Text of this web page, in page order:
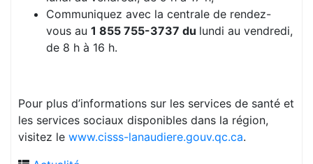
Communiquez avec la centrale de rendez-
vous au 1 855 755-3737 du lundi au vendredi,
de 8 h à 16 h.
Pour plus d’informations sur les services de santé et
les services sociaux disponibles dans la région,
visitez le www.cisss-lanaudiere.gouv.qc.ca.